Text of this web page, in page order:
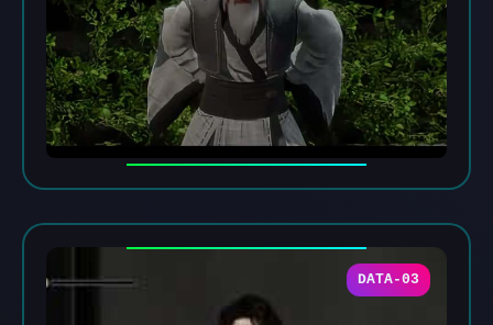
DATA-03